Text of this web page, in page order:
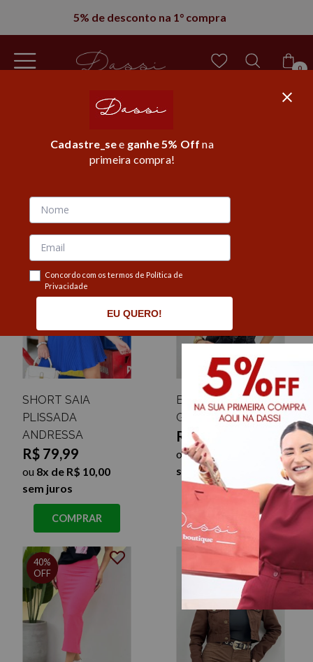
5% de desconto na 1° compra
0
Vitrine Home - Carrossel 2
SHORT SAIA
PLISSADA
ANDRESSA
R$ 79,99
ou 8x de R$ 10,00
sem juros
COMPRAR
BODY SUPLEX
GOLA ALTA SURY
R$ 39,99
ou4x de R$ 10,00
sem juros
40%
OFF
Cadastre_see ganhe 5% Off na
primeira compra!
Concordo com os termos de Política de
Privacidade
EU QUERO!